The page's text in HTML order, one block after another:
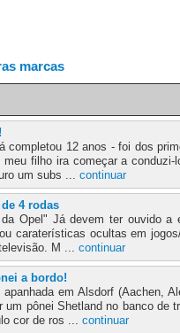
marcas
completou 12 anos - foi dos
meu filho ira começar a
um subs ... continuar
4 rodas
Opel" Já devem ter ouvido a
caraterísticas ocultas em
M ... continuar
a bordo!
em Alsdorf (Aachen,
um pônei Shetland no banco de
cor de ros ... continuar